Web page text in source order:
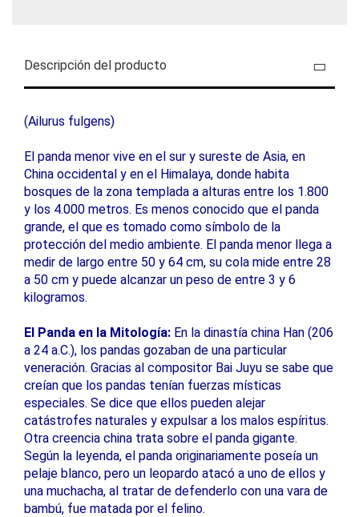
Descripción del producto
(Ailurus fulgens)
El panda menor vive en el sur y sureste de Asia, en
China occidental y en el Himalaya, donde habita
bosques de la zona templada a alturas entre los 1.800
y los 4.000 metros. Es menos conocido que el panda
grande, el que es tomado como símbolo de la
protección del medio ambiente. El panda menor llega a
medir de largo entre 50 y 64 cm, su cola mide entre 28
a 50 cm y puede alcanzar un peso de entre 3 y 6
kilogramos.
El Panda en la Mitología: En la dinastía china Han (206
a 24 a.C.), los pandas gozaban de una particular
veneración. Gracias al compositor Bai Juyu se sabe que
creían que los pandas tenían fuerzas místicas
especiales. Se dice que ellos pueden alejar
catástrofes naturales y expulsar a los malos espíritus.
Otra creencia china trata sobre el panda gigante.
Según la leyenda, el panda originariamente poseía un
pelaje blanco, pero un leopardo atacó a uno de ellos y
una muchacha, al tratar de defenderlo con una vara de
bambú, fue matada por el felino.